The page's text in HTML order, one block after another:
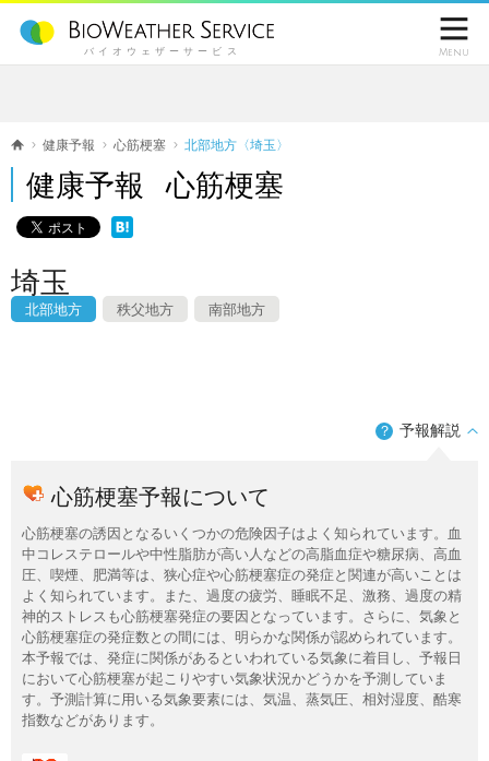
バイオウェザーサービス

Menu
健康予報 心筋梗塞 北部地方〈埼玉〉
健康予報 心筋梗塞
埼玉
北部地方 秩父地方 南部地方
？ 予報解説
心筋梗塞予報について
心筋梗塞の誘因となるいくつかの危険因子はよく知られています。血
中コレステロールや中性脂肪が高い人などの高脂血症や糖尿病、高血
圧、喫煙、肥満等は、狭心症や心筋梗塞症の発症と関連が高いことは
よく知られています。また、過度の疲労、睡眠不足、激務、過度の精
神的ストレスも心筋梗塞発症の要因となっています。さらに、気象と
心筋梗塞症の発症数との間には、明らかな関係が認められています。
本予報では、発症に関係があるといわれている気象に着目し、予報日
において心筋梗塞が起こりやすい気象状況かどうかを予測していま
す。予測計算に用いる気象要素には、気温、蒸気圧、相対湿度、酷寒
指数などがあります。